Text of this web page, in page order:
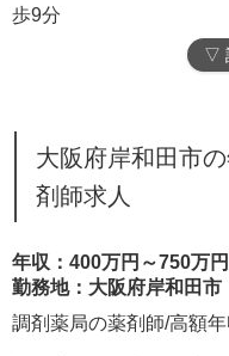
歩9分
▽
大阪府岸和田市
剤師求人
年収：400万円～750万円
勤務地：大阪府岸和田市
調剤薬局の薬剤師/高額